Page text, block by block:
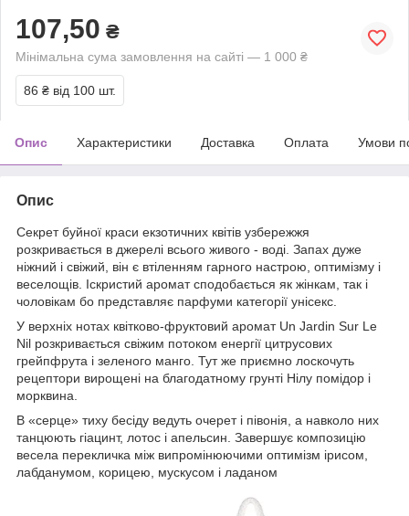
107,50 ₴
Мінімальна сума замовлення на сайті — 1 000 ₴
86 ₴ від 100 шт.
Опис Характеристики Доставка Оплата Умови
Опис
Секрет буйної краси екзотичних квітів узбережжя
розкривається в джерелі всього живого - воді. Запах дуже
ніжний і свіжий, він є втіленням гарного настрою, оптимізму і
веселощів. Іскристий аромат сподобається як жінкам, так і
чоловікам бо представляє парфуми категорії унісекс.
У верхніх нотах квітково-фруктовий аромат Un Jardin Sur Le
Nil розкривається свіжим потоком енергії цитрусових
грейпфрута і зеленого манго. Тут же приємно лоскочуть
рецептори вирощені на благодатному грунті Нілу помідор і
морквина.
В «серце» тиху бесіду ведуть очерет і півонія, а навколо них
танцюють гіацинт, лотос і апельсин. Завершує композицію
весела перекличка між випромінюючими оптимізм ірисом,
лабданумом, корицею, мускусом і ладаном